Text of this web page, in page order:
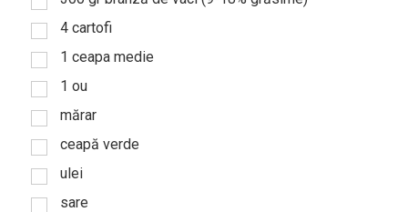
4 cartofi
1 ceapa medie
1 ou
mărar
ceapă verde
ulei
sare